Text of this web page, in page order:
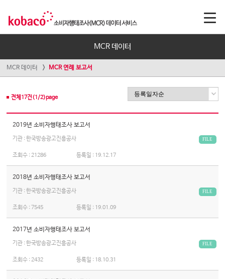
MCR 데이터
MCR 데이터 MCR 연례 보고서
전체 17건(1 /2)page
2019년 소비자행태조사 보고서
기관 : 한국방송광고진흥공사 FILE
조회수 :21286 등록일 : 19.12.17
2018년 소비자행태조사 보고서
기관 : 한국방송광고진흥공사 FILE
조회수 :7545 등록일 : 19.01.09
2017년 소비자행태조사 보고서
기관 : 한국방송광고진흥공사 FILE
조회수 :2432 등록일 : 18.10.31